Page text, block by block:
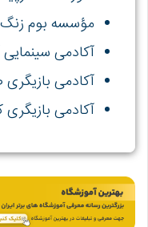
مؤسسه بوم
آکادمی
آکادمی
آکادمی